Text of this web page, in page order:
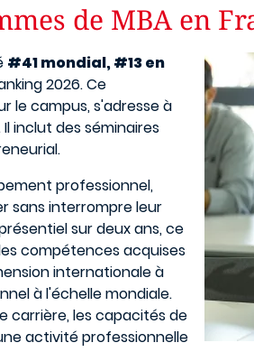
de MBA en
Image
#41 mondial, #13 en
2026. Ce
le campus, s'adresse à
inclut des séminaires
professionnel,
sans interrompre leur
sur deux ans, ce
compétences acquises
internationale à
à l'échelle mondiale.
carrière, les capacités de
activité professionnelle